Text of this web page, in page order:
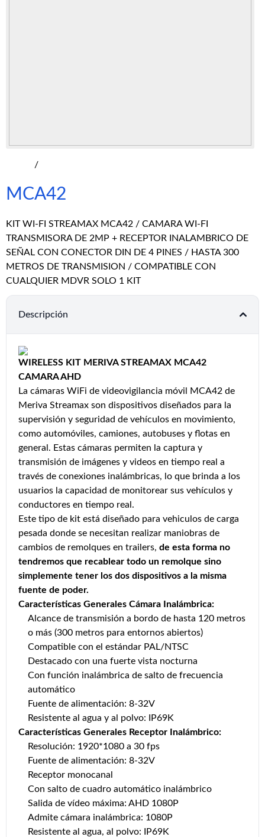
/
MCA42
KIT WI-FI STREAMAX MCA42 / CAMARA WI-FI
TRANSMISORA DE 2MP + RECEPTOR INALAMBRICO DE
SEÑAL CON CONECTOR DIN DE 4 PINES / HASTA 300
METROS DE TRANSMISION / COMPATIBLE CON
CUALQUIER MDVR SOLO 1 KIT
Descripción
WIRELESS KIT MERIVA STREAMAX MCA42
CAMARA AHD
La cámaras WiFi de videovigilancia móvil MCA42 de
Meriva Streamax son dispositivos diseñados para la
supervisión y seguridad de vehículos en movimiento,
como automóviles, camiones, autobuses y flotas en
general. Estas cámaras permiten la captura y
transmisión de imágenes y videos en tiempo real a
través de conexiones inalámbricas, lo que brinda a los
usuarios la capacidad de monitorear sus vehículos y
conductores en tiempo real.
Este tipo de kit está diseñado para vehiculos de carga
pesada donde se necesitan realizar maniobras de
cambios de remolques en trailers, de esta forma no
tendremos que recablear todo un remolque sino
simplemente tener los dos dispositivos a la misma
fuente de poder.
Características Generales Cámara Inalámbrica:
Alcance de transmisión a bordo de hasta 120 metros
o más (300 metros para entornos abiertos)
Compatible con el estándar PAL/NTSC
Destacado con una fuerte vista nocturna
Con función inalámbrica de salto de frecuencia
automático
Fuente de alimentación: 8-32V
Resistente al agua y al polvo: IP69K
Características Generales Receptor Inalámbrico:
Resolución: 1920*1080 a 30 fps
Fuente de alimentación: 8-32V
Receptor monocanal
Con salto de cuadro automático inalámbrico
Salida de vídeo máxima: AHD 1080P
Admite cámara inalámbrica: 1080P
Resistente al agua, al polvo: IP69K